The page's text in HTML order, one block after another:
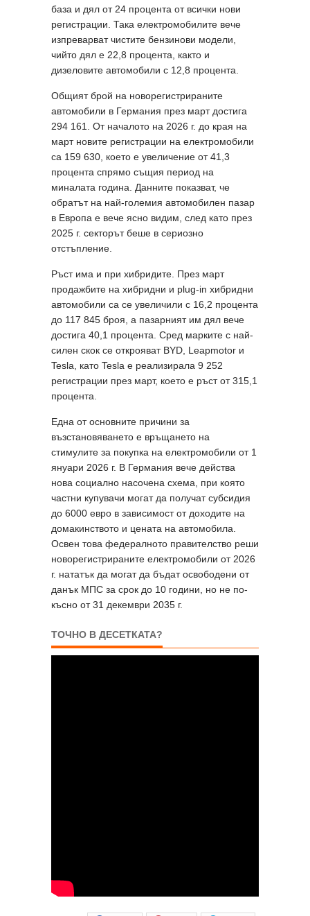
база и дял от 24 процента от всички нови
регистрации. Така електромобилите вече
изпреварват чистите бензинови модели,
чийто дял е 22,8 процента, както и
дизеловите автомобили с 12,8 процента.
Общият брой на новорегистрираните
автомобили в Германия през март достига
294 161. От началото на 2026 г. до края на
март новите регистрации на електромобили
са 159 630, което е увеличение от 41,3
процента спрямо същия период на
миналата година. Данните показват, че
обратът на най-големия автомобилен пазар
в Европа е вече ясно видим, след като през
2025 г. секторът беше в сериозно
отстъпление.
Ръст има и при хибридите. През март
продажбите на хибридни и plug-in хибридни
автомобили са се увеличили с 16,2 процента
до 117 845 броя, а пазарният им дял вече
достига 40,1 процента. Сред марките с най-
силен скок се открояват BYD, Leapmotor и
Tesla, като Tesla е реализирала 9 252
регистрации през март, което е ръст от 315,1
процента.
Една от основните причини за
възстановяването е връщането на
стимулите за покупка на електромобили от 1
януари 2026 г. В Германия вече действа
нова социално насочена схема, при която
частни купувачи могат да получат субсидия
до 6000 евро в зависимост от доходите на
домакинството и цената на автомобила.
Освен това федералното правителство реши
новорегистрираните електромобили от 2026
г. нататък да могат да бъдат освободени от
данък МПС за срок до 10 години, но не по-
късно от 31 декември 2035 г.
ТОЧНО В ДЕСЕТКАТА?